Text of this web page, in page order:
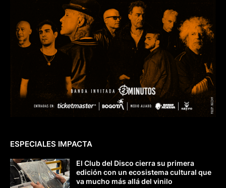
ESPECIALES IMPACTA
El Club del Disco cierra su primera
edición con un ecosistema cultural que
va mucho más allá del vinilo